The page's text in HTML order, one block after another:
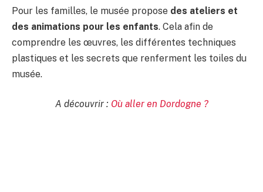
Pour les familles, le musée propose des ateliers et
des animations pour les enfants. Cela afin de
comprendre les œuvres, les différentes techniques
plastiques et les secrets que renferment les toiles du
musée.
A découvrir : Où aller en Dordogne ?